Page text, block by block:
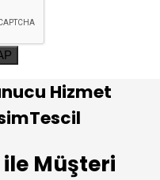
Hizmet
Müşteri